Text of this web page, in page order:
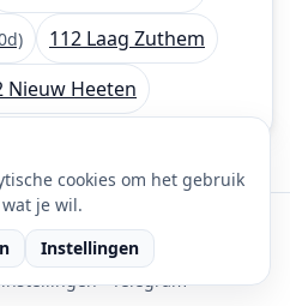
112 Laag Zuthem
Nieuw Heeten
• 112 meldingen is onderdeel
van DaLec.
·Telegram
cookies om het gebruik
je wil.
Instellingen